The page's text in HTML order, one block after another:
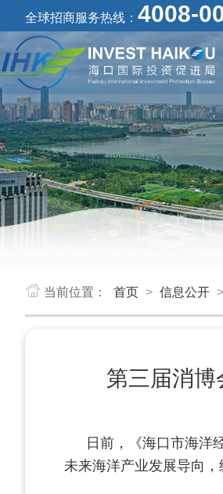
全球招商服务热线： 4008-
当前位置： 首页 > 信息公开 >
第三届消
日前，《海口市海洋
未来海洋产业发展导向